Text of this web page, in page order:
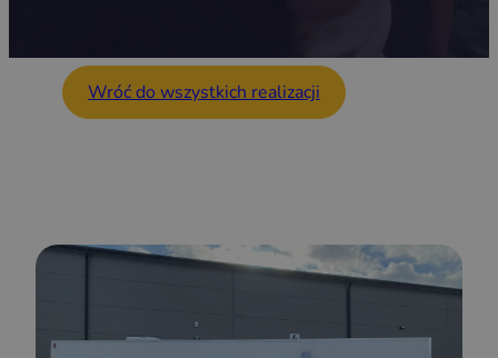
Wróć do wszystkich realizacji